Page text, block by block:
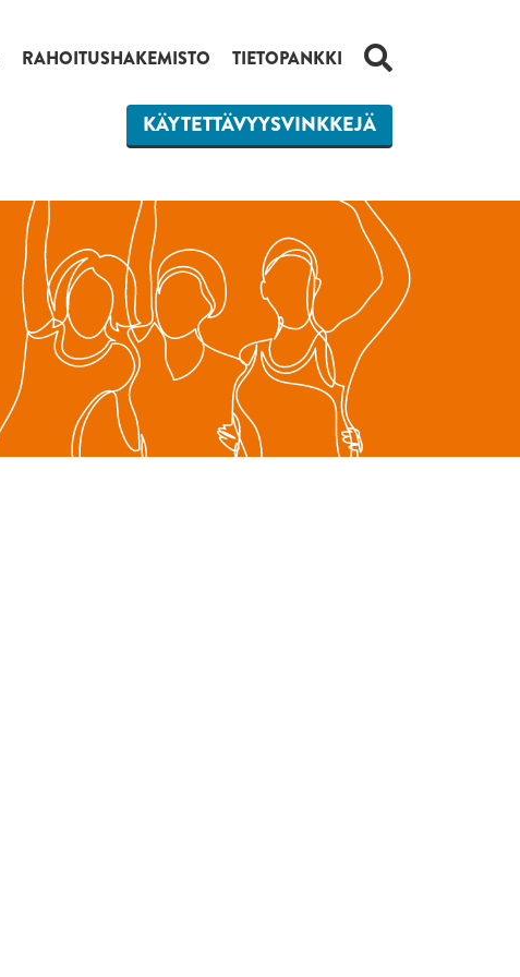
RAHOITUSHAKEMISTO TIETOPANKKI HAKU
KÄYTETTÄVYYSVINKKEJÄ